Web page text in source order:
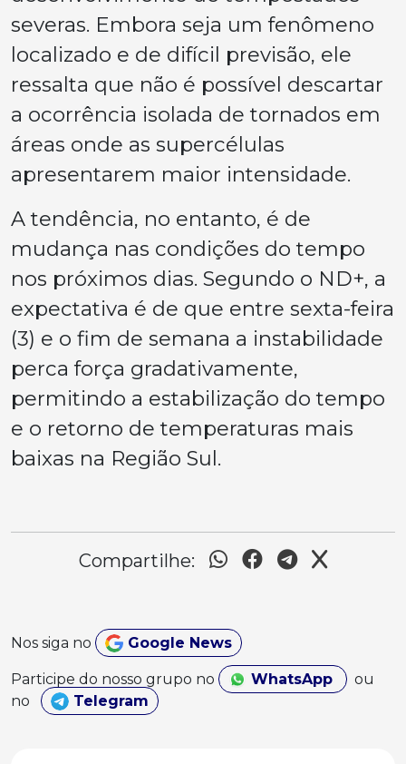
severas. Embora seja um fenômeno
localizado e de difícil previsão, ele
ressalta que não é possível descartar
a ocorrência isolada de tornados em
áreas onde as supercélulas
apresentarem maior intensidade.
A tendência, no entanto, é de
mudança nas condições do tempo
nos próximos dias. Segundo o ND+, a
expectativa é de que entre sexta-feira
(3) e o fim de semana a instabilidade
perca força gradativamente,
permitindo a estabilização do tempo
e o retorno de temperaturas mais
baixas na Região Sul.
Compartilhe:
Nos siga no Google News
Participe do nosso grupo no WhatsApp
ou
no
Telegram